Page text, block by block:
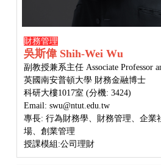
財務管理
吳斯偉 Shih-Wei Wu
副教授兼系主任 Associate Professor
英國南安普頓大學 財務金融博士
科研大樓1017室 (分機: 3424)
Email: swu@ntut.edu.tw
專長: 行為財務學、財務管理、企業
場、創業管理
授課模組:公司理財